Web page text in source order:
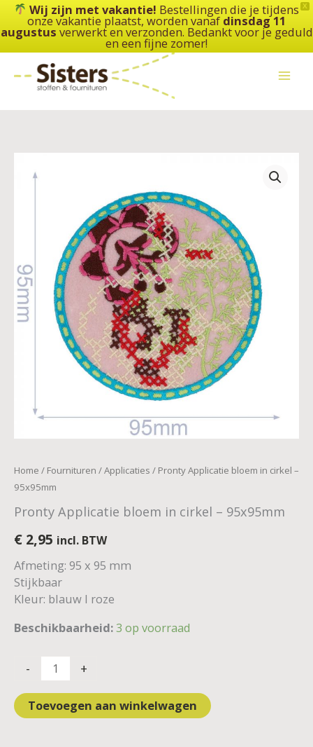
X
Wij zijn met vakantie! Bestellingen die je tijdens
onze vakantie plaatst, worden vanaf dinsdag 11
augustus verwerkt en verzonden. Bedankt voor je geduld
en een fijne zomer!
de
inhoud
Home / Fournituren /Applicaties / Pronty Applicatie bloem in cirkel –
95x95mm
Pronty Applicatie bloem in cirkel – 95x95mm
€ 2,95 incl. BTW
Afmeting: 95 x 95 mm
Stijkbaar
Kleur: blauw I roze
Beschikbaarheid:3 op voorraad
-
Applicatie
95x95mm
aantal
+
Toevoegen aan winkelwagen